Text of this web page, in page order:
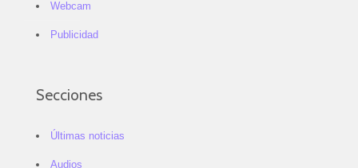
Webcam
Publicidad
Secciones
Últimas noticias
Audios